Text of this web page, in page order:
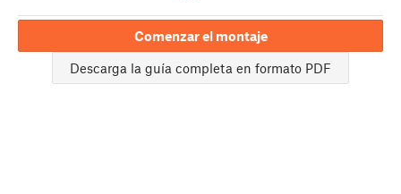
Comenzar el montaje
Descarga la guía completa en formato PDF